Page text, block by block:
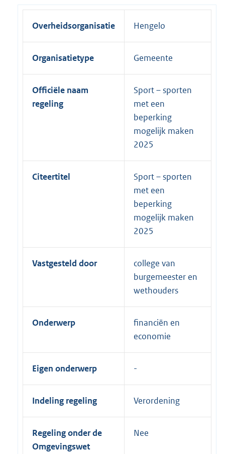
Overheidsorganisatie Hengelo
Organisatietype Gemeente
Officiële naam
regeling
Sport – sporten
met een
beperking
mogelijk maken
2025
Citeertitel
Sport – sporten
met een
beperking
mogelijk maken
2025
Vastgesteld door
college van
burgemeester en
wethouders
Onderwerp
financiën en
economie
Eigen onderwerp
Indeling regeling Verordening
Regeling onder de
Omgevingswet
Nee